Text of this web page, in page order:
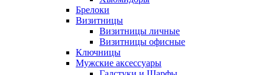
Брелоки
Визитницы
Визитницы личные
Визитницы офисные
Ключницы
Мужские аксессуары